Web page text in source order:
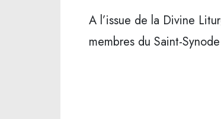
A l’issue de la Divine
membres du Saint-